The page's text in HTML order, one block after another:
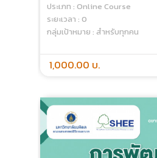
ประเภท : Online Course
ระยะเวลา : 0
กลุ่มเป้าหมาย : สำหรับทุกคน
1,000.00 บ.